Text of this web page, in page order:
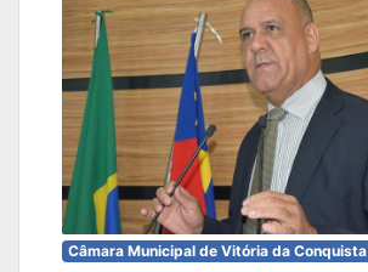
Câmara Municipal de Vitória da Conquista